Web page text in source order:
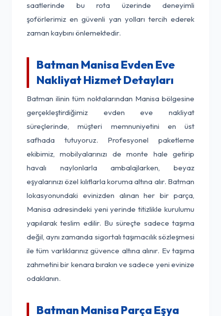
saatlerinde bu rota üzerinde deneyimli
şoförlerimiz en güvenli yan yolları tercih ederek
zaman kaybını önlemektedir.
Batman Manisa Evden Eve
Nakliyat Hizmet Detayları
Batman ilinin tüm noktalarından Manisa bölgesine
gerçekleştirdiğimiz evden eve nakliyat
süreçlerinde, müşteri memnuniyetini en üst
safhada tutuyoruz. Profesyonel paketleme
ekibimiz, mobilyalarınızı de monte hale getirip
havalı naylonlarla ambalajlarken, beyaz
eşyalarınızı özel kılıflarla koruma altına alır. Batman
lokasyonundaki evinizden alınan her bir parça,
Manisa adresindeki yeni yerinde titizlikle kurulumu
yapılarak teslim edilir. Bu süreçte sadece taşıma
değil, aynı zamanda sigortalı taşımacılık sözleşmesi
ile tüm varlıklarınız güvence altına alınır. Ev taşıma
zahmetini bir kenara bırakın ve sadece yeni evinize
odaklanın.
Batman Manisa Parça Eşya